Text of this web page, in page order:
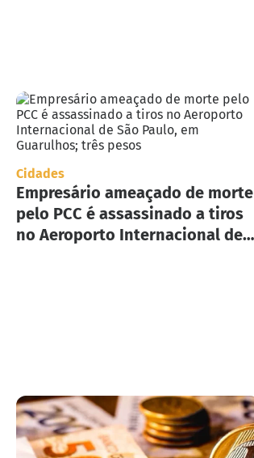
Cidades
Empresário ameaçado de morte
pelo PCC é assassinado a tiros
no Aeroporto Internacional de